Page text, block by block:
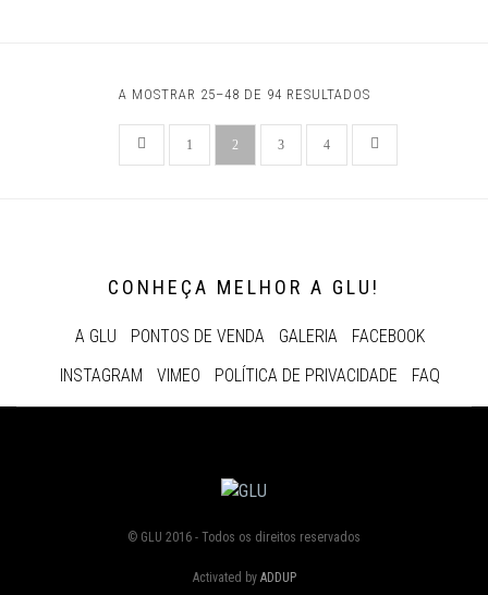
A MOSTRAR 25–48 DE 94 RESULTADOS
1 2 3 4
CONHEÇA MELHOR A GLU!
A GLU PONTOS DE VENDA GALERIA
FACEBOOK
INSTAGRAM
VIMEO POLÍTICA DE PRIVACIDADE FAQ
© GLU 2016 - Todos os direitos reservados
Activated by ADDUP